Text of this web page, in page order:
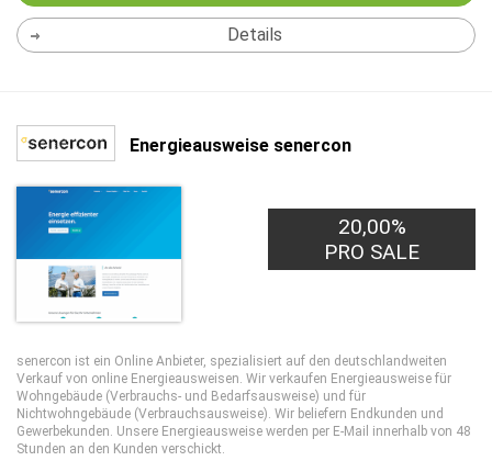
Details
Energieausweise senercon
4,00€
PRO LEAD
20,00%
PRO SALE
senercon ist ein Online Anbieter, spezialisiert auf den deutschlandweiten
Verkauf von online Energieausweisen. Wir verkaufen Energieausweise für
Wohngebäude (Verbrauchs- und Bedarfsausweise) und für
Nichtwohngebäude (Verbrauchsausweise). Wir beliefern Endkunden und
Gewerbekunden. Unsere Energieausweise werden per E-Mail innerhalb von 48
Stunden an den Kunden verschickt.